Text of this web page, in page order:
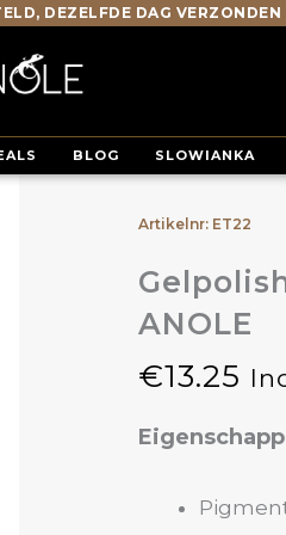
DEZELFDE DAG VERZONDEN
BLOG SLOWIANKA
Artikelnr: ET22
ANOLE
€13.25